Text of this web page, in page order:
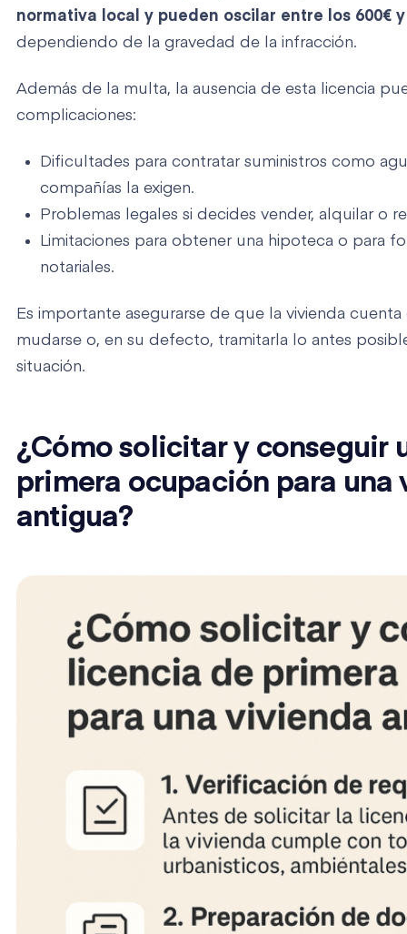
normativa local y pueden oscilar entre los 600€ y
dependiendo de la gravedad de la infracción.
Además de la multa, la ausencia de esta licencia
complicaciones:
Dificultades para contratar suministros como
compañías la exigen.
Problemas legales si decides vender, alquilar o
Limitaciones para obtener una hipoteca o para
notariales.
Es importante asegurarse de que la vivienda
mudarse o, en su defecto, tramitarla lo antes
situación.
¿Cómo solicitar y conseguir
primera ocupación para una
antigua?